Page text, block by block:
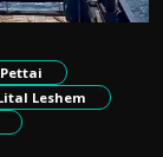
Leshem